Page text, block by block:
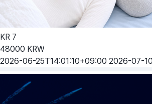
KR 7
48000 KRW
2026-06-25T14:01:10+09:00 2026-07-